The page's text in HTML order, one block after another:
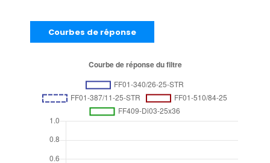
Courbes de réponse